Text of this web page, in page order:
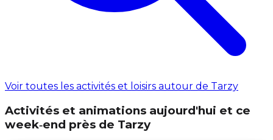
Voir toutes les activités et loisirs autour de Tarzy
Activités et animations aujourd'hui et ce
week‑end près de Tarzy